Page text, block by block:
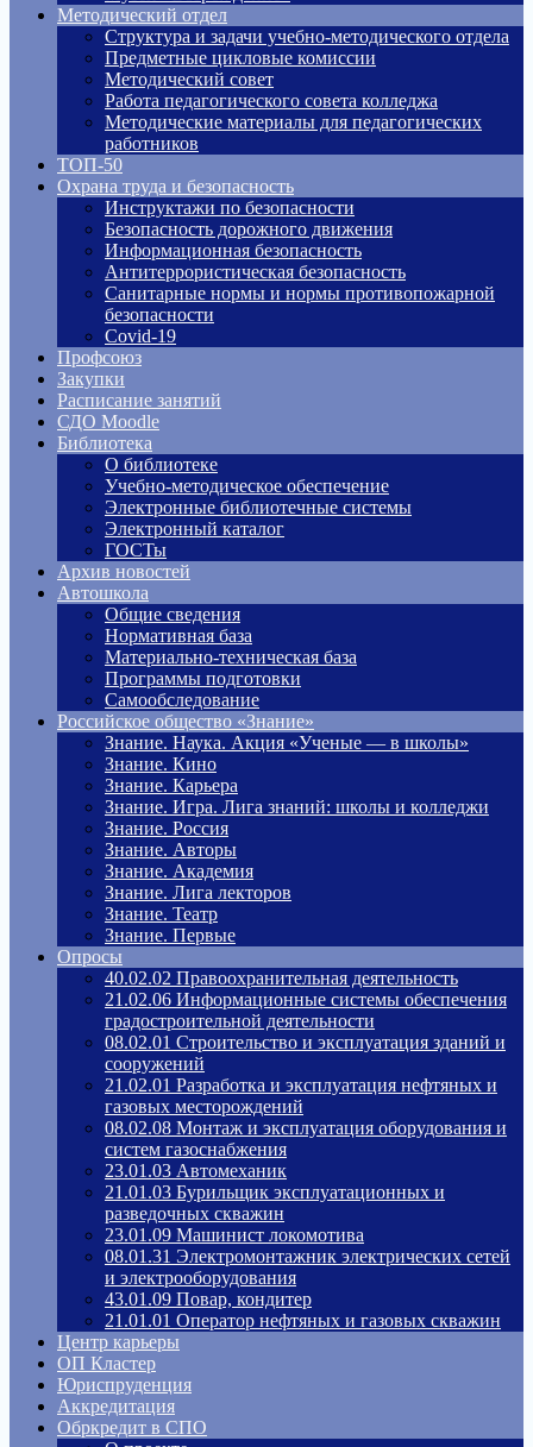
Методический отдел
Структура и задачи учебно-методического отдела
Предметные цикловые комиссии
Методический совет
Работа педагогического совета колледжа
Методические материалы для педагогических
работников
ТОП-50
Охрана труда и безопасность
Инструктажи по безопасности
Безопасность дорожного движения
Информационная безопасность
Антитеррористическая безопасность
Санитарные нормы и нормы противопожарной
безопасности
Covid-19
Профсоюз
Закупки
Расписание занятий
СДО Moodle
Библиотека
О библиотеке
Учебно-методическое обеспечение
Электронные библиотечные системы
Электронный каталог
ГОСТы
Архив новостей
Автошкола
Общие сведения
Нормативная база
Материально-техническая база
Программы подготовки
Самообследование
Российское общество «Знание»
Знание. Наука. Акция «Ученые — в школы»
Знание. Кино
Знание. Карьера
Знание. Игра. Лига знаний: школы и колледжи
Знание. Россия
Знание. Авторы
Знание. Академия
Знание. Лига лекторов
Знание. Театр
Знание. Первые
Опросы
40.02.02 Правоохранительная деятельность
21.02.06 Информационные системы обеспечения
градостроительной деятельности
08.02.01 Строительство и эксплуатация зданий и
сооружений
21.02.01 Разработка и эксплуатация нефтяных и
газовых месторождений
08.02.08 Монтаж и эксплуатация оборудования и
систем газоснабжения
23.01.03 Автомеханик
21.01.03 Бурильщик эксплуатационных и
разведочных скважин
23.01.09 Машинист локомотива
08.01.31 Электромонтажник электрических сетей
и электрооборудования
43.01.09 Повар, кондитер
21.01.01 Оператор нефтяных и газовых скважин
Центр карьеры
ОП Кластер
Юриспруденция
Аккредитация
Обркредит в СПО